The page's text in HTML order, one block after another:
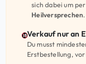
sich dabei um
Heilversprechen.
Verkauf nur an
Du musst
Erstbestellung,